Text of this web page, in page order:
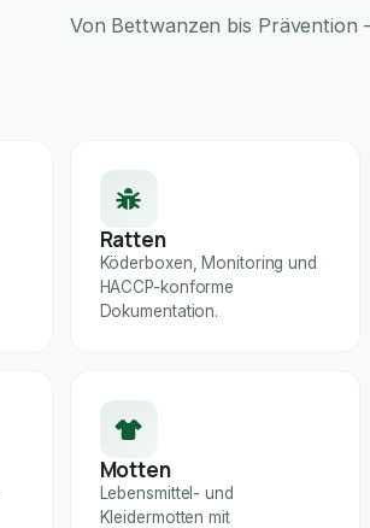
Von Bettwanzen bis Prävention
Ratten
Köderboxen, Monitoring und
HACCP-konforme
Dokumentation.
Motten
Lebensmittel- und
Kleidermotten mit